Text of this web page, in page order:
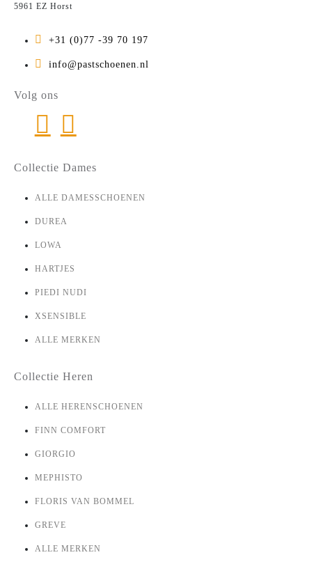
5961 EZ Horst
+31 (0)77 -39 70 197
info@pastschoenen.nl
Volg ons
Collectie Dames
ALLE DAMESSCHOENEN
DUREA
LOWA
HARTJES
PIEDI NUDI
XSENSIBLE
ALLE MERKEN
Collectie Heren
ALLE HERENSCHOENEN
FINN COMFORT
GIORGIO
MEPHISTO
FLORIS VAN BOMMEL
GREVE
ALLE MERKEN